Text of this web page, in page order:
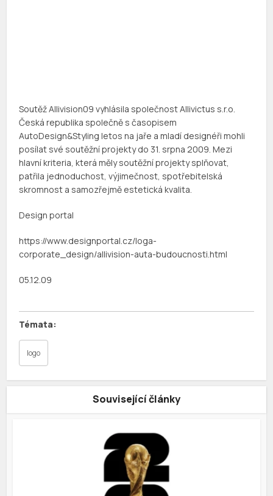
Soutěž Allivision09 vyhlásila společnost Allivictus s.r.o.
Česká republika společně s časopisem
AutoDesign&Styling letos na jaře a mladí designéři mohli
posílat své soutěžní projekty do 31. srpna 2009. Mezi
hlavní kriteria, která měly soutěžní projekty splňovat,
patřila jednoduchost, výjimečnost, spotřebitelská
skromnost a samozřejmě estetická kvalita.
Design portal
https://www.designportal.cz/loga-
corporate_design/allivision-auta-budoucnosti.html
05.12.09
logo
Související články